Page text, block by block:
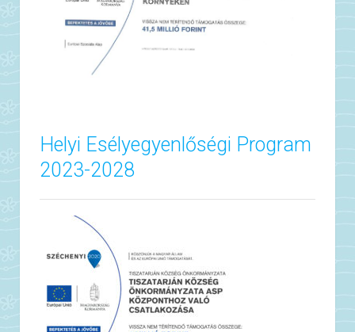
Helyi Esélyegyenlőségi Program
2023-2028